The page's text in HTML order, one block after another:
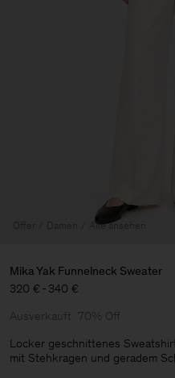
Alle ansehen
Mika Yak Funnelneck Sweater
320 € - 340 €
Ausverkauft 70% Off
Locker geschnittenes
mit Stehkragen und geradem